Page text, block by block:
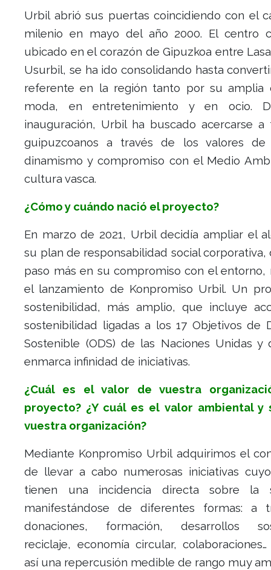
Urbil abrió sus puertas coincidiendo con el
milenio en mayo del año 2000. El centro
ubicado en el corazón de Gipuzkoa entre
Usurbil, se ha ido consolidando hasta
referente en la región tanto por su amplia
moda, en entretenimiento y en ocio.
inauguración, Urbil ha buscado acercarse a
guipuzcoanos a través de los valores de
dinamismo y compromiso con el Medio
cultura vasca.
¿Cómo y cuándo nació el proyecto?
En marzo de 2021, Urbil decidía ampliar el
su plan de responsabilidad social corporativa,
paso más en su compromiso con el entorno,
el lanzamiento de Konpromiso Urbil. Un
sostenibilidad, más amplio, que incluye
sostenibilidad ligadas a los 17 Objetivos de
Sostenible (ODS) de las Naciones Unidas y
enmarca infinidad de iniciativas.
¿Cuál es el valor de vuestra
proyecto? ¿Y cuál es el valor ambiental y
vuestra organización?
Mediante Konpromiso Urbil adquirimos el
de llevar a cabo numerosas iniciativas
tienen una incidencia directa sobre la
manifestándose de diferentes formas: a
donaciones, formación, desarrollos
reciclaje, economía circular,
así una repercusión medible de rango muy